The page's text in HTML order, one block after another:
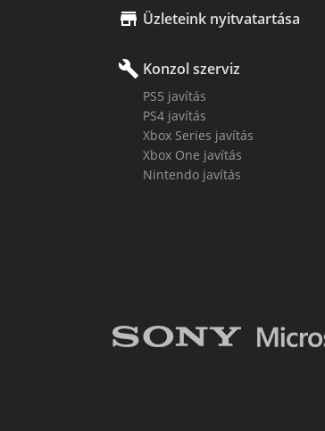
 Üzleteink nyitvatartása
build Konzol szerviz
PS5 javítás
PS4 javítás
Xbox Series javítás
Xbox One javítás
Nintendo javítás